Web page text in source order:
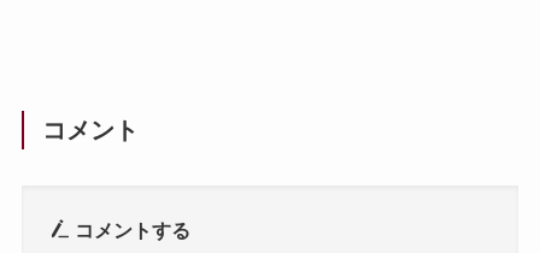
コメント
コメントする